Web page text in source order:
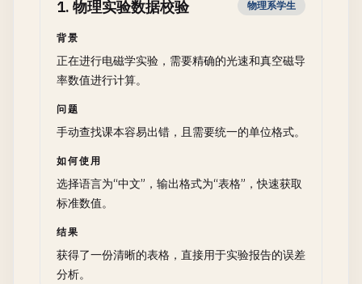
1. 物理实验数据校验 物理系学生
背景
正在进行电磁学实验，需要精确的光速和真空磁导
率数值进行计算。
问题
手动查找课本容易出错，且需要统一的单位格式。
如何使用
选择语言为“中文”，输出格式为“表格”，快速获取
标准数值。
结果
获得了一份清晰的表格，直接用于实验报告的误差
分析。